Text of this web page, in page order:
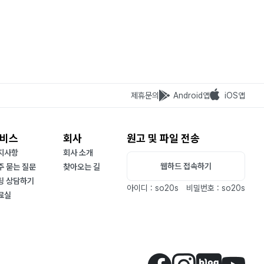
제휴문의 Android앱 iOS앱
스
사항
묻는 질문
상담하기
실
회사
회사 소개
찾아오는 길
원고 및 파일 전송
웹하드 접속하기
아이디 : so20s 비밀번호 : so20s